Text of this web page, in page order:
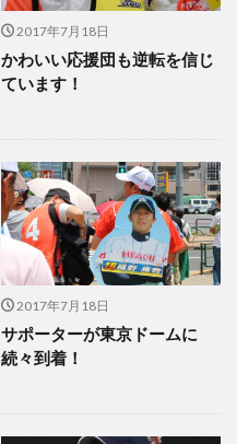
2017年7月18日
かわいい応援団も逆転を信じ
ています！
2017年7月18日
サポーターが東京ドームに
続々到着！